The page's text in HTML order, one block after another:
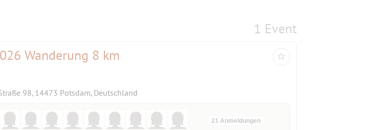
1 Event
Wanderung 8 km
98, 14473 Potsdam, Deutschland
21 Anmeldungen